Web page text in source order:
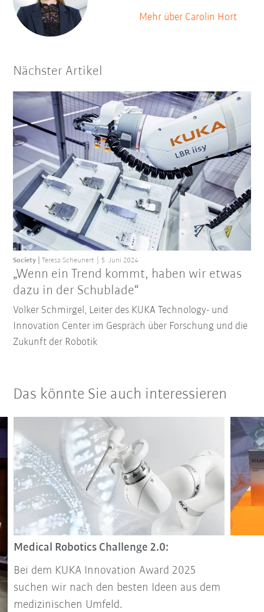
Mehr über Carolin Hort
Nächster Artikel
„Wenn ein Trend kommt, haben wir etwas
dazu in der Schublade“
Society Teresa Scheunert 5. Juni 2024
Volker Schmirgel, Leiter des KUKA Technology- und
Innovation Center im Gespräch über Forschung und die
Zukunft der Robotik
Das könnte Sie auch interessieren
Medical Robotics Challenge 2.0:
Bei dem KUKA Innovation Award 2025
suchen wir nach den besten Ideen aus dem
medizinischen Umfeld.